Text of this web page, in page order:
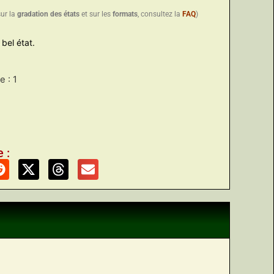
la gradation des états et sur les formats, consultez la FAQ)
état.
: 1
: